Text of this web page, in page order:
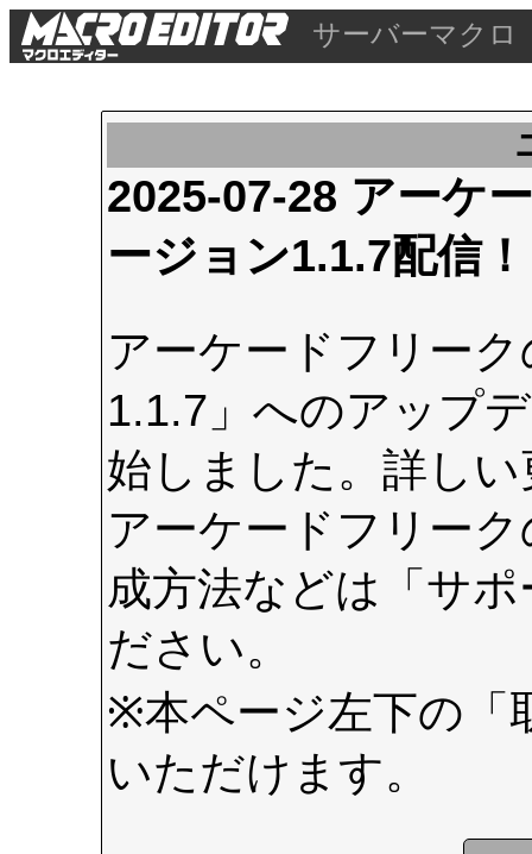
サーバーマクロ
2025-07-28 アーケ
ージョン1.1.7配信！
アーケードフリー
1.1.7」へのアップ
始しました。詳し
アーケードフリー
成方法などは 「サ
ださい。
※本ページ左下の
いただけます。